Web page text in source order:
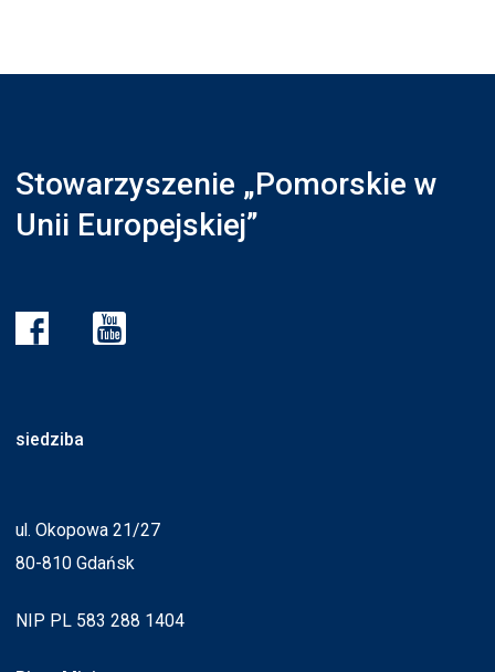
Stowarzyszenie „Pomorskie w
Unii Europejskiej”
siedziba
ul. Okopowa 21/27
80-810 Gdańsk
NIP PL 583 288 1404